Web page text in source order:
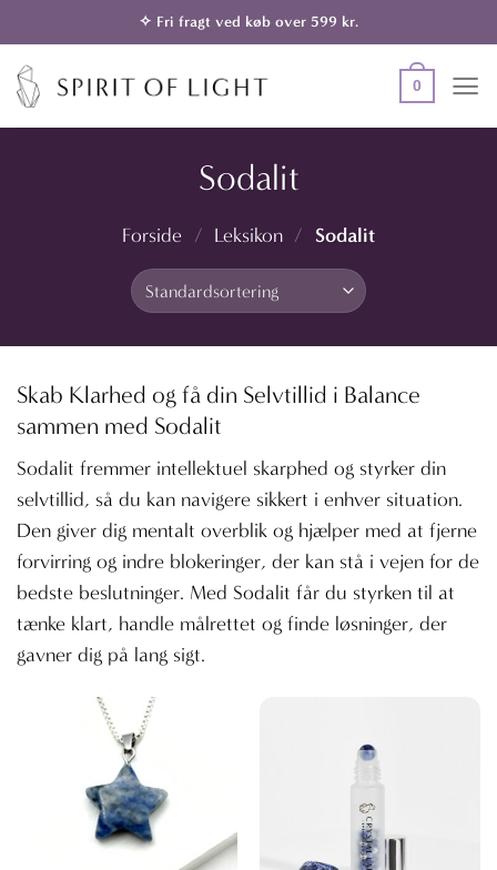
til
indhold
✧ Fri fragt ved køb over 599 kr.
0
Sodalit
Forside / Leksikon / Sodalit
Skab Klarhed og få din Selvtillid i Balance
sammen med Sodalit
Sodalit fremmer intellektuel skarphed og styrker din
selvtillid, så du kan navigere sikkert i enhver situation.
Den giver dig mentalt overblik og hjælper med at fjerne
forvirring og indre blokeringer, der kan stå i vejen for de
bedste beslutninger. Med Sodalit får du styrken til at
tænke klart, handle målrettet og finde løsninger, der
gavner dig på lang sigt.